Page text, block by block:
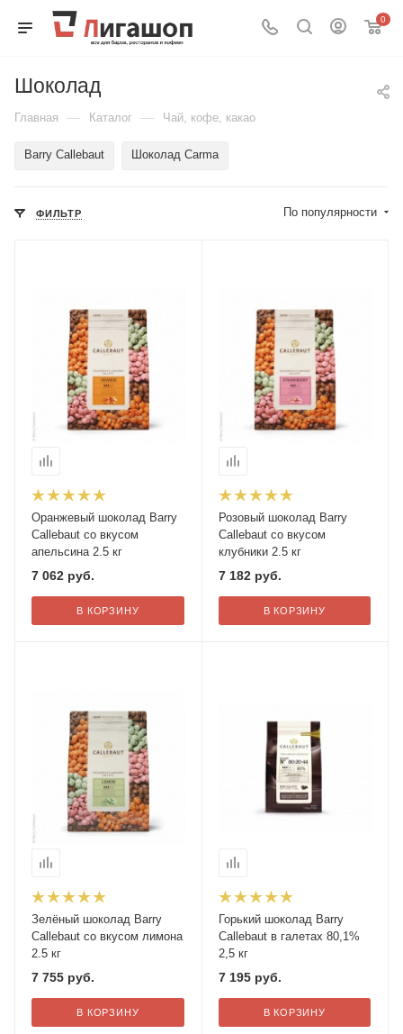
0
Шоколад
Главная — Каталог — Чай, кофе, какао
Barry Callebaut Шоколад Carma
ФИЛЬТР По популярности
Оранжевый шоколад Barry
Callebaut со вкусом
апельсина 2.5 кг
7 062 руб.
В КОРЗИНУ
Розовый шоколад Barry
Callebaut со вкусом
клубники 2.5 кг
7 182руб.
В КОРЗИНУ
Зелёный шоколад Barry
Callebaut со вкусом лимона
2.5 кг
7 755 руб.
В КОРЗИНУ
Горький шоколад Barry
Callebaut в галетах 80,1%
2,5 кг
7 195руб.
В КОРЗИНУ